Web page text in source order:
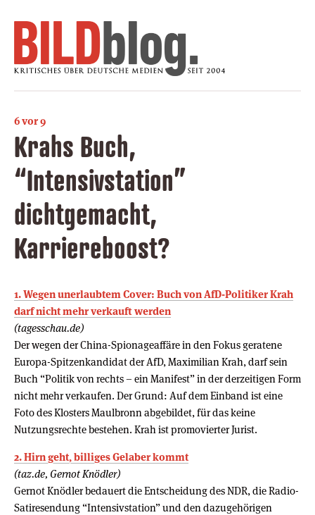
6 vor 9
Krahs Buch,
“Intensivstation”
dichtgemacht,
Karriereboost?
1. Wegen unerlaubtem Cover: Buch von AfD-Politiker Krah
darf nicht mehr verkauft werden
(tagesschau.de)
Der wegen der China-Spionageaffäre in den Fokus geratene
Europa-Spitzenkandidat der AfD, Maximilian Krah, darf sein
Buch “Politik von rechts – ein Manifest” in der derzeitigen Form
nicht mehr verkaufen. Der Grund: Auf dem Einband ist eine
Foto des Klosters Maulbronn abgebildet, für das keine
Nutzungsrechte bestehen. Krah ist promovierter Jurist.
2. Hirn geht, billiges Gelaber kommt
(taz.de, Gernot Knödler)
Gernot Knödler bedauert die Entscheidung des NDR, die Radio-
Satiresendung “Intensivstation” und den dazugehörigen